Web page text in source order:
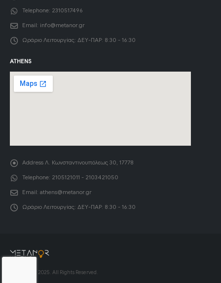
Telephone: 2310517496
Email: info@metanor.gr
Ωράριο Λειτουργίας: ΔΕΥ-ΠΑΡ: 8:30 - 16:30
ATHENS
Address Λ. Κωνσταντινουπόλεως 30, 17778
Telephone: 2105121011 - 2103421050
Email: athens@metanor.gr
Ωράριο Λειτουργίας: ΔΕΥ-ΠΑΡ: 8:30 - 16:30
© Copyright 2025. All Rights Reserved.